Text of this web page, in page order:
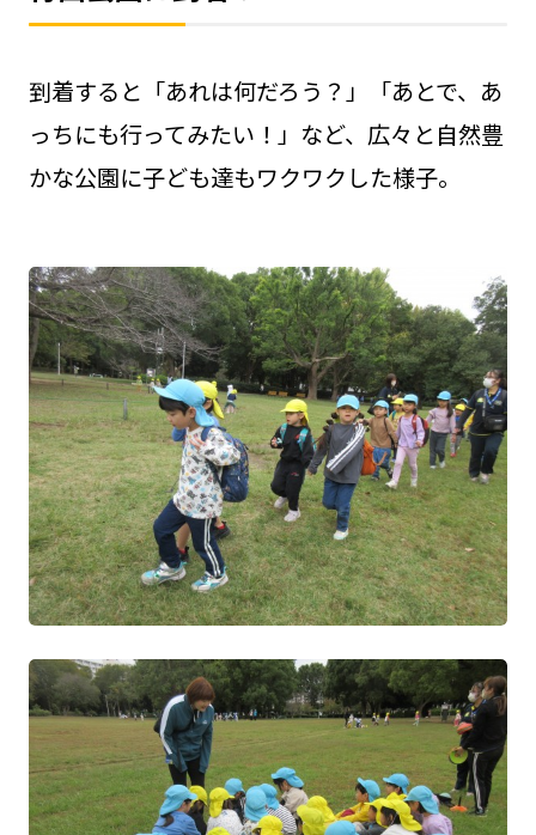
到着すると「あれは何だろう？」「あとで、あ
っちにも行ってみたい！」など、広々と自然豊
かな公園に子ども達もワクワクした様子。